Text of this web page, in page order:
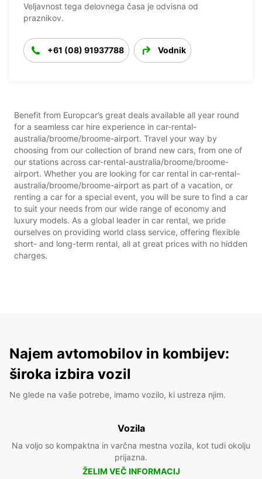
Veljavnost tega delovnega časa je odvisna od
praznikov.
+61 (08) 91937788 Vodnik
Benefit from Europcar’s great deals available all year round
for a seamless car hire experience in car-rental-
australia/broome/broome-airport. Travel your way by
choosing from our collection of brand new cars, from one of
our stations across car-rental-australia/broome/broome-
airport. Whether you are looking for car rental in car-rental-
australia/broome/broome-airport as part of a vacation, or
renting a car for a special event, you will be sure to find a car
to suit your needs from our wide range of economy and
luxury models. As a global leader in car rental, we pride
ourselves on providing world class service, offering flexible
short- and long-term rental, all at great prices with no hidden
charges.
Najem avtomobilov in kombijev:
široka izbira vozil
Ne glede na vaše potrebe, imamo vozilo, ki ustreza njim.
Vozila
Na voljo so kompaktna in varčna mestna vozila, kot tudi okolju
prijazna.
ŽELIM VEČ INFORMACIJ